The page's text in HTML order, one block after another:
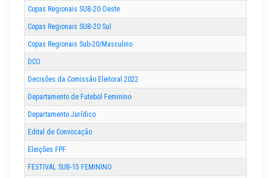
Copas Regionais SUB-20 Oeste
Copas Regionais SUB-20 Sul
Copas Regionais Sub-20/Masculino
DCO
Decisões da Comissão Eleitoral 2022
Departamento de Futebol Feminino
Departamento Jurídico
Edital de Convocação
Eleições FPF
FESTIVAL SUB-15 FEMININO